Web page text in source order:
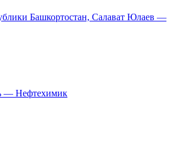
Башкортостан, Салават Юлаев —
— Нефтехимик